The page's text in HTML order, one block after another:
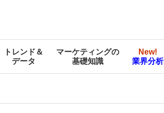
トレンド＆
データ
マーケティングの
基礎知識
New!
業界分析